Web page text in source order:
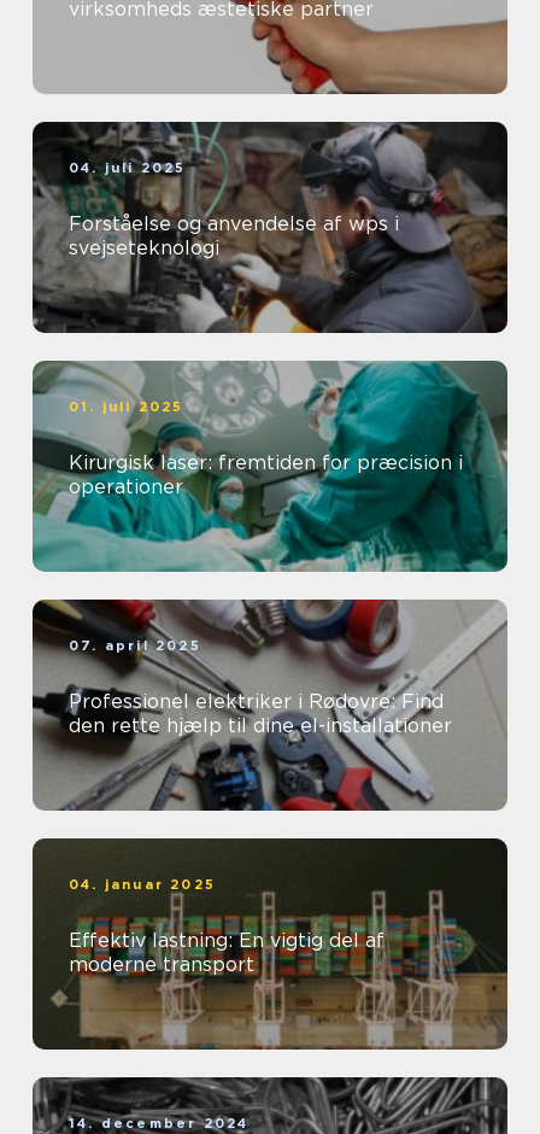
virksomheds æstetiske partner
04. juli 2025
Forståelse og anvendelse af wps i
svejseteknologi
01. juli 2025
Kirurgisk laser: fremtiden for præcision i
operationer
07. april 2025
Professionel elektriker i Rødovre: Find
den rette hjælp til dine el-installationer
04. januar 2025
Effektiv lastning: En vigtig del af
moderne transport
14. december 2024